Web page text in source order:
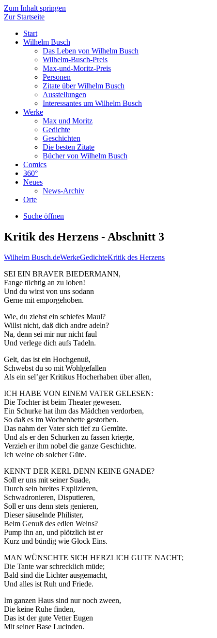
Zum Inhalt springen
Zur Startseite
Start
Wilhelm Busch
Das Leben von Wilhelm Busch
Wilhelm-Busch-Preis
Max-und-Moritz-Preis
Personen
Zitate über Wilhelm Busch
Ausstellungen
Interessantes um Wilhelm Busch
Werke
Max und Moritz
Gedichte
Geschichten
Die besten Zitate
Bücher von Wilhelm Busch
Comics
360°
Neues
News-Archiv
Orte
Suche öffnen
Kritik des Herzens - Abschnitt 3
Wilhelm Busch.deWerkeGedichteKritik des Herzens
SEI EIN BRAVER BIEDERMANN,
Fange tüchtig an zu loben!
Und du wirst von uns sodann
Gerne mit emporgehoben.
Wie, du ziehst ein schiefes Maul?
Willst nicht, daß dich andre adeln?
Na, denn sei mir nur nicht faul
Und verlege dich aufs Tadeln.
Gelt, das ist ein Hochgenuß,
Schwebst du so mit Wohlgefallen
Als ein sel’ger Kritikus Hocherhaben über allen,
ICH HABE VON EINEM VATER GELESEN:
Die Tochter ist beim Theater gewesen.
Ein Schurke hat ihm das Mädchen verdorben,
So daß es im Wochenbette gestorben.
Das nahm der Vater sich tief zu Gemüte.
Und als er den Schurken zu fassen kriegte,
Verzieh er ihm nobel die ganze Geschichte.
Ich weine ob solcher Güte.
KENNT DER KERL DENN KEINE GNADE?
Soll er uns mit seiner Suade,
Durch sein breites Explizieren,
Schwadronieren, Disputieren,
Soll er uns denn stets genieren,
Dieser säuselnde Philister,
Beim Genuß des edlen Weins?
Pump ihn an, und plötzlich ist er
Kurz und bündig wie Glock Eins.
MAN WÜNSCHTE SICH HERZLICH GUTE NACHT;
Die Tante war schrecklich müde;
Bald sind die Lichter ausgemacht,
Und alles ist Ruh und Friede.
Im ganzen Haus sind nur noch zween,
Die keine Ruhe finden,
Das ist der gute Vetter Eugen
Mit seiner Base Lucinden.